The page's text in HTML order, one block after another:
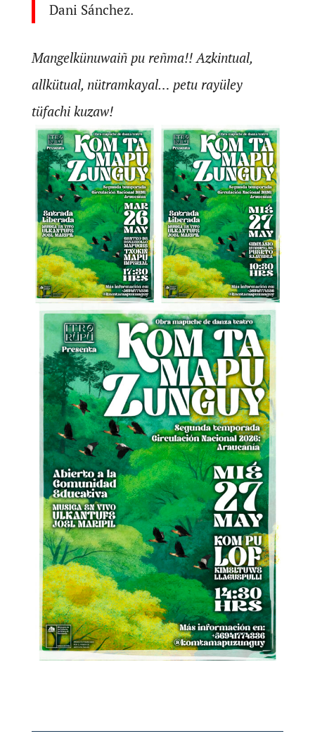
Dani Sánchez.
Mangelkünuwaiñ pu reñma!! Azkintual,
allkütual, nütramkayal… petu rayüley
tüfachi kuzaw!